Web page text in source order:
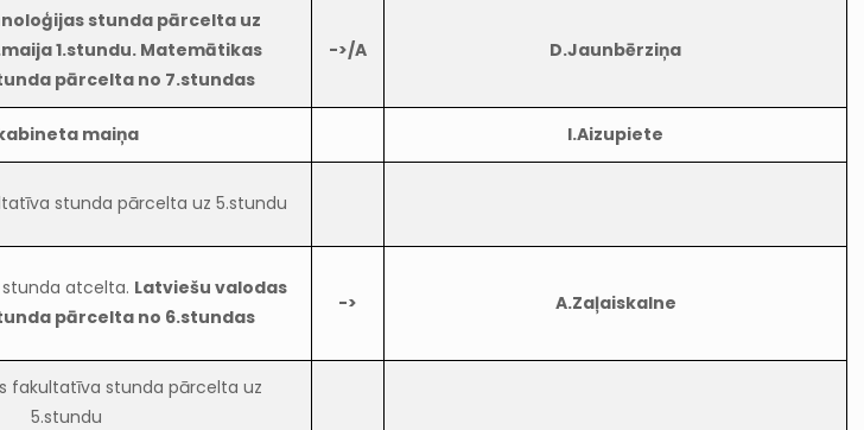
stunda pārcelta uz
1.stundu. Matemātikas
pārcelta no 7.stundas
->/A D.Jaunbērziņa
maiņa I.Aizupiete
stunda pārcelta uz 5.stundu
atcelta. Latviešu valodas
pārcelta no 6.stundas
-> A.Zaļaiskalne
fakultatīva stunda pārcelta uz
5.stundu